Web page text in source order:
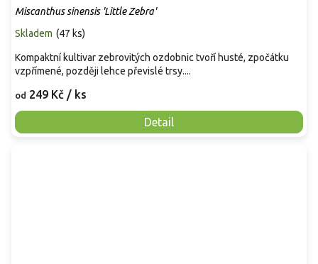
Miscanthus sinensis 'Little Zebra'
Skladem (47 ks)
od 249 Kč / ks
Detail
Kompaktní kultivar zebrovitých ozdobnic tvoří husté, zpočátku
vzpřímené, později lehce převislé trsy....